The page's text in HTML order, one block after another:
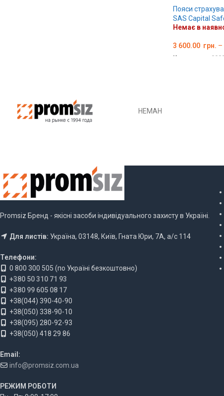
Пояси
SAS Capital
Немає в
3 600.00 грн. –
Код товару:
НЕМАН
Promsiz Бренд - якісні засоби індивідуального захисту в Україні.
Для листів: Україна, 03148, Київ, Гната Юри, 7А, а/с 114
Телефони:
0 800 300 505 (по Україні безкоштовно)
+380 50 310 71 93
+380 99 605 08 17
+38(044) 390-40-90
+38(050) 338-90-10
+38(095) 280-92-93
+38(050) 418 29 86
Email:
info@promsiz.com.ua
РЕЖИМ РОБОТИ